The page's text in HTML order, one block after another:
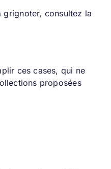
grignoter, consultez la
ces cases, qui ne
proposées